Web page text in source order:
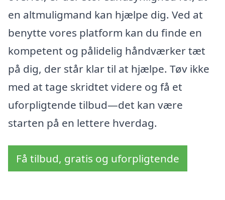
en altmuligmand kan hjælpe dig. Ved at
benytte vores platform kan du finde en
kompetent og pålidelig håndværker tæt
på dig, der står klar til at hjælpe. Tøv ikke
med at tage skridtet videre og få et
uforpligtende tilbud—det kan være
starten på en lettere hverdag.
Få tilbud, gratis og uforpligtende